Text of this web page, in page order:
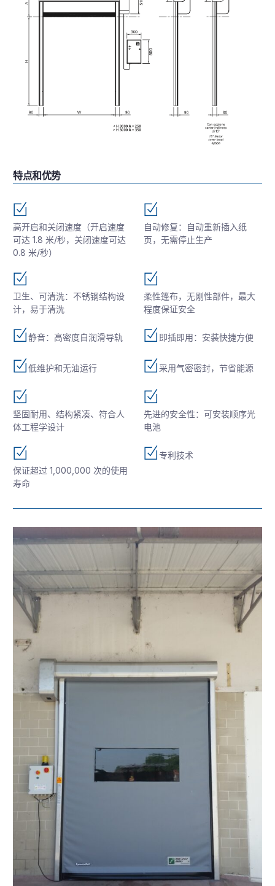
特点和优势
高开启和关闭速度（开启速度
可达 1.8 米/秒，关闭速度可达
0.8 米/秒）
自动修复：自动重新插入纸
页，无需停止生产
卫生、可清洗：不锈钢结构设
计，易于清洗
柔性篷布，无刚性部件，最大
程度保证安全
静音：高密度自润滑导轨 即插即用：安装快捷方便
低维护和无油运行 采用气密密封，节省能源
坚固耐用、结构紧凑、符合人
体工程学设计
先进的安全性：可安装顺序光
电池
保证超过 1,000,000 次的使用
寿命
专利技术